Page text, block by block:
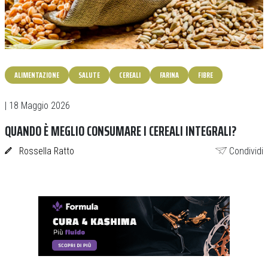
ALIMENTAZIONE SALUTE CEREALI FARINA FIBRE
| 18 Maggio 2026
QUANDO È MEGLIO CONSUMARE I CEREALI INTEGRALI?
Rossella Ratto Condividi